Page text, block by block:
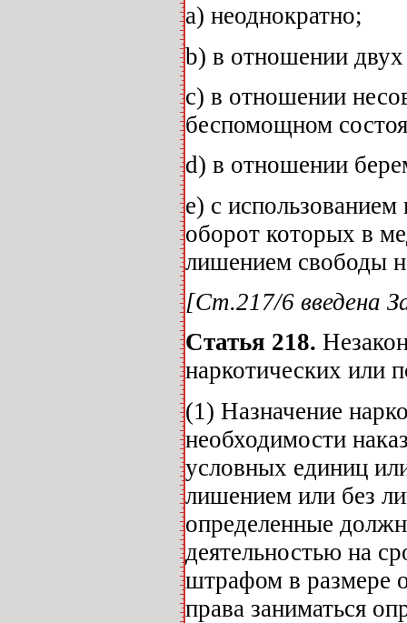
а) неоднократно;
b) в отношении
с) в отношении
беспомощном
d) в отношении
е) с
оборот которых в
лишением свободы
[Ст.217/6 введена
Статья 218.
наркотических или
(1) Назначение
необходимости
условных единиц
лишением или без
определенные
деятельностью на
штрафом в размере
права заниматься